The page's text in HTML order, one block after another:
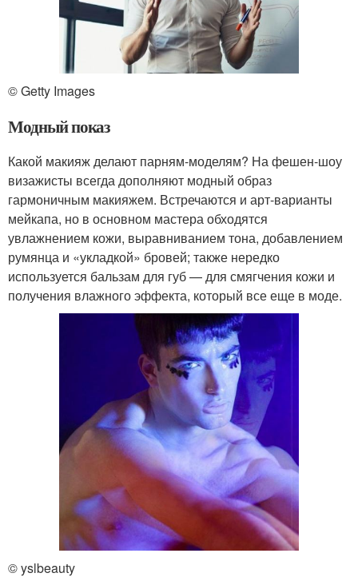
© Getty Images
Модный показ
Какой макияж делают парням-моделям? На фешен-шоу
визажисты всегда дополняют модный образ
гармоничным макияжем. Встречаются и арт-варианты
мейкапа, но в основном мастера обходятся
увлажнением кожи, выравниванием тона, добавлением
румянца и «укладкой» бровей; также нередко
используется бальзам для губ — для смягчения кожи и
получения влажного эффекта, который все еще в моде.
© yslbeauty